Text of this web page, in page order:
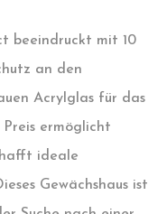
beeindruckt mit 10
an den
Acrylglas für das
ermöglicht
ideale
Gewächshaus ist